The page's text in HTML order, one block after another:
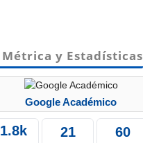
Métrica y Estadísticas
Google Académico
1.8k 21 60